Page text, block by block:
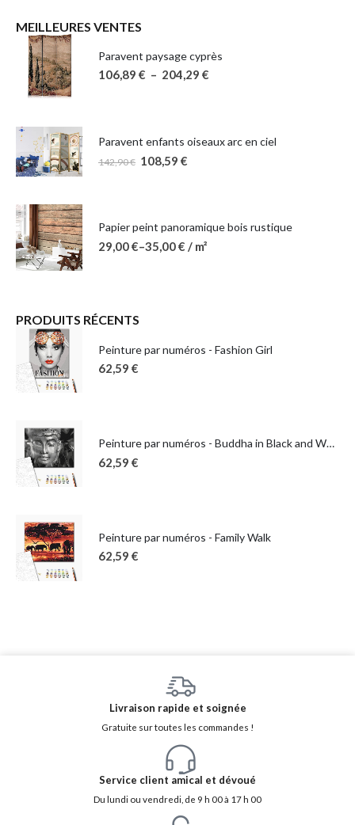
MEILLEURES VENTES
Paravent paysage cyprès
106,89 € – 204,29 €
Paravent enfants oiseaux arc en ciel
142,90€ 108,59 €
Papier peint panoramique bois rustique
29,00€–35,00€ / m²
PRODUITS RÉCENTS
Peinture par numéros - Fashion Girl
62,59 €
Peinture par numéros - Buddha in Black and White
62,59 €
Peinture par numéros - Family Walk
62,59 €
Livraison rapide et soignée
Gratuite sur toutes les commandes !
Service client amical et dévoué
Du lundi ou vendredi, de 9 h 00 à 17 h 00